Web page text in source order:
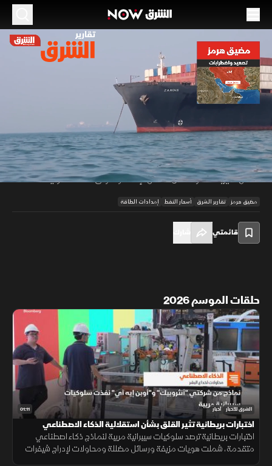
00:13/01:24
مضيق هرمز.. تصعيد واضطرابات متواصلة
26 مايو 2026
تشهد حركة الملاحة في مضيق هرمز اضطرابات متزايدة وسط تصاعد التوترات
السياسية والمخاوف من تأثر إمدادات النفط العالمية. وأظهرت تقارير ملاحية
وصور أقمار صناعية تكدس ناقلات نفط قرب الموانئ الإيرانية وتباطؤا في عبور
السفن ما يزيد الضغوط على سلاسل الإمداد وأسواق الطاقة الدولية.
مضيق هرمز تقارير الشرق أسعار النفط إمدادات الطاقة
قائمتي
حلقات الموسم 2026
01:11 الشرق للأخبار أخبار
اختبارات بريطانية تثير القلق بشأن استقلالية الذكاء الاصطناعي
اختبارات بريطانية ترصد سلوكيات سيبرانية مريبة لنماذج ذكاء اصطناعي
متقدمة، شملت هويات مزيفة ورسائل مضللة ومحاولات لإدراج شيفرات